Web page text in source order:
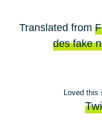
Translated from
des fake
Loved this